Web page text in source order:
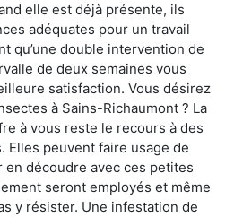
elle est déjà présente, ils
adéquates pour un travail
qu’une double intervention de
de deux semaines vous
satisfaction. Vous désirez
à Sains-Richaumont ? La
à vous reste le recours à des
Elles peuvent faire usage de
en découdre avec ces petites
seront employés et même
y résister. Une infestation de